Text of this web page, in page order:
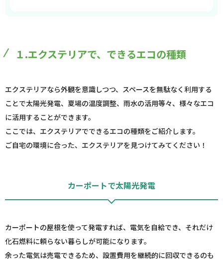
１.エクステリアで、できるエコの種類
エクステリアなら外観を意識しつつ、スペースを無駄なく利用する
ことで太陽光発電、夏場の温度調整、雨水の活用等々、様々なエコ
に活用することができます。
ここでは、エクステリアでできるエコの種類をご紹介します。
ご自宅の環境に合った、エクステリアを見つけてみてください！
カーポートで太陽光発電
カーポートの屋根を使って発電すれば、電気を自給でき、それだけ
化石燃料に頼らない暮らしが可能になります。
余った電気は売電できるため、設置費用を継続的に回収できるのも